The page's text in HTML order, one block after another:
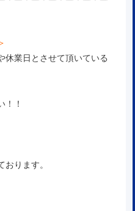
休業日とさせて頂いている
！！
ります。